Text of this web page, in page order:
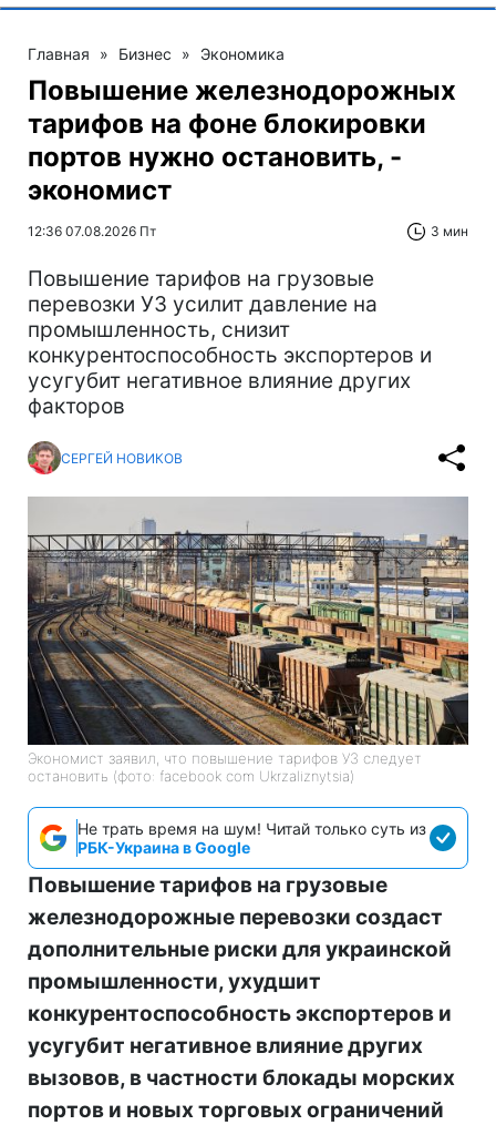
Главная » Бизнес » Экономика
Повышение железнодорожных
тарифов на фоне блокировки
портов нужно остановить, -
экономист
12:36 07.08.2026 Пт 3 мин
Повышение тарифов на грузовые
перевозки УЗ усилит давление на
промышленность, снизит
конкурентоспособность экспортеров и
усугубит негативное влияние других
факторов
СЕРГЕЙ НОВИКОВ
Экономист заявил, что повышение тарифов УЗ следует
остановить (фото: facebook com Ukrzaliznytsia)
Не трать время на шум! Читай только суть из
РБК-Украина в Google
Повышение тарифов на грузовые
железнодорожные перевозки создаст
дополнительные риски для украинской
промышленности, ухудшит
конкурентоспособность экспортеров и
усугубит негативное влияние других
вызовов, в частности блокады морских
портов и новых торговых ограничений